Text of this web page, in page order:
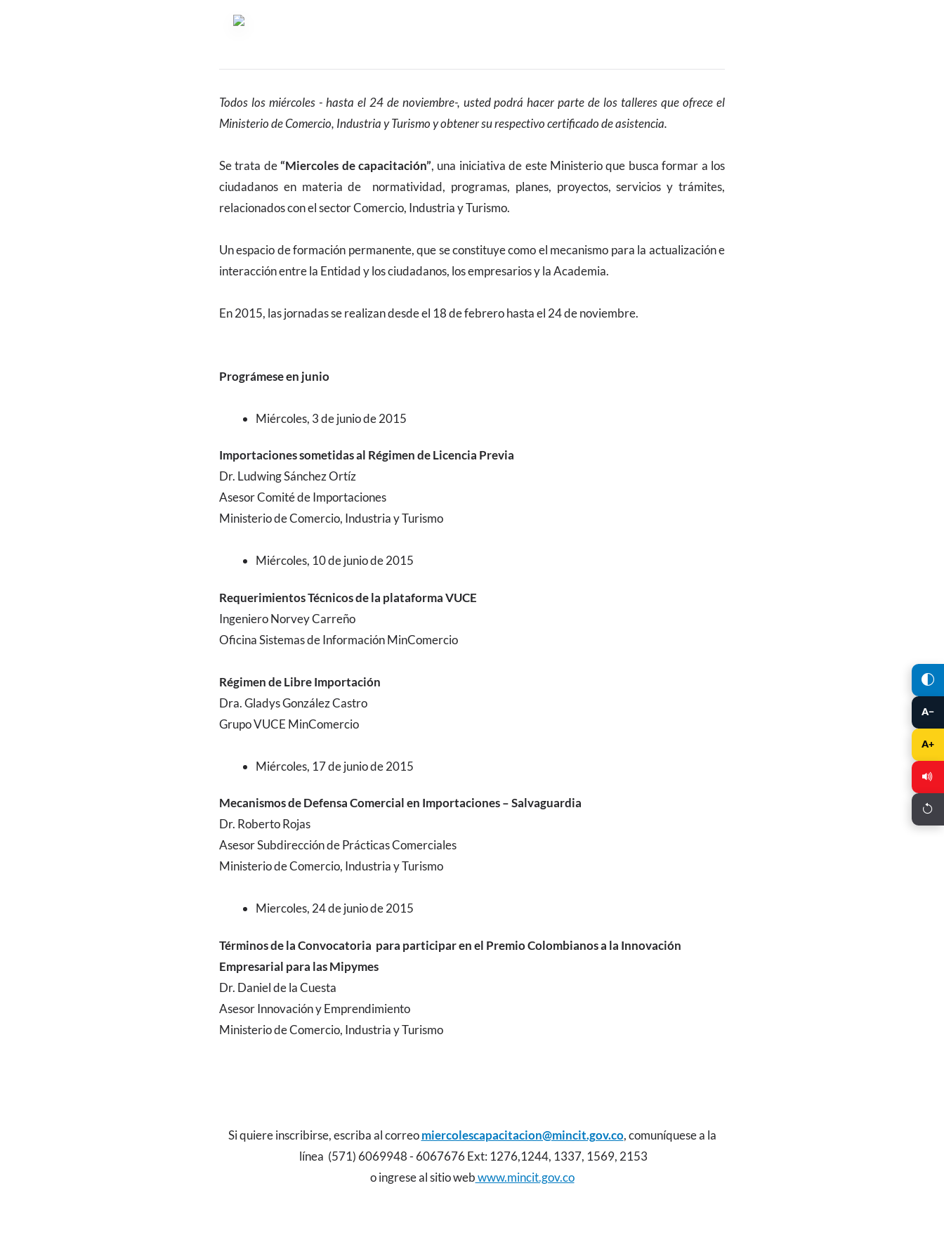
A−
A+
CONTENIDO
Todos los miércoles - hasta el 24 de noviembre-, usted podrá hacer parte de los talleres que ofrece el
Ministerio de Comercio, Industria y Turismo y obtener su respectivo certificado de asistencia.
Se trata de“Miercoles de capacitación”, una iniciativa de este Ministerio que busca formar a los
ciudadanos en materia de normatividad, programas, planes, proyectos, servicios y trámites,
relacionados con el sector Comercio, Industria y Turismo.
Un espacio de formación permanente, que se constituye como el mecanismo para la actualización e
interacción entre la Entidad y los ciudadanos, los empresarios y la Academia.
En 2015, las jornadas se realizan desde el 18 de febrero hasta el 24 de noviembre.
Prográmese en junio
Miércoles, 3 de junio de 2015
Importaciones sometidas al Régimen de Licencia Previa
Dr. Ludwing Sánchez Ortíz
Asesor Comité de Importaciones
Ministerio de Comercio, Industria y Turismo
Miércoles, 10 de junio de 2015
Requerimientos Técnicos de la plataforma VUCE
Ingeniero Norvey Carreño
Oficina Sistemas de Información MinComercio
Régimen de Libre Importación
Dra. Gladys González Castro
Grupo VUCE MinComercio
Miércoles, 17 de junio de 2015
Mecanismos de Defensa Comercial en Importaciones – Salvaguardia
Dr. Roberto Rojas
Asesor Subdirección de Prácticas Comerciales
Ministerio de Comercio, Industria y Turismo
Miercoles, 24 de junio de 2015
Términos de la Convocatoria para participar en el Premio Colombianos a la Innovación
Empresarial para las Mipymes
Dr. Daniel de la Cuesta
Asesor Innovación y Emprendimiento
Ministerio de Comercio, Industria y Turismo
Si quiere inscribirse, escriba al correomiercolescapacitacion@mincit.gov.co, comuníquese a la
línea (571) 6069948 - 6067676 Ext: 1276,1244, 1337, 1569, 2153
o ingrese al sitio webwww.mincit.gov.co